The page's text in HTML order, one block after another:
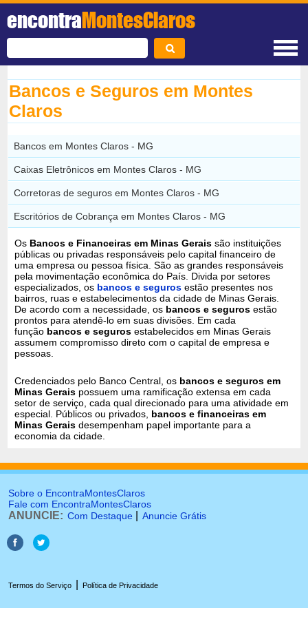
encontraMontesClaros
Bancos e Seguros em Montes
Claros
Bancos em Montes Claros - MG
Caixas Eletrônicos em Montes Claros - MG
Corretoras de seguros em Montes Claros - MG
Escritórios de Cobrança em Montes Claros - MG
Os Bancos e Financeiras em Minas Gerais são instituições
públicas ou privadas responsáveis pelo capital financeiro de
uma empresa ou pessoa física. São as grandes responsáveis
pela movimentação econômica do País. Divida por setores
especializados, os bancos e seguros estão presentes nos
bairros, ruas e estabelecimentos da cidade de Minas Gerais.
De acordo com a necessidade, os bancos e seguros estão
prontos para atendê-lo em suas divisões. Em cada
função bancos e seguros estabelecidos em Minas Gerais
assumem compromisso direto com o capital de empresa e
pessoas.
Credenciados pelo Banco Central, os bancos e seguros em
Minas Gerais possuem uma ramificação extensa em cada
setor de serviço, cada qual direcionado para uma atividade em
especial. Públicos ou privados, bancos e financeiras em
Minas Gerais desempenham papel importante para a
economia da cidade.
Sobre o EncontraMontesClaros
Fale com EncontraMontesClaros
ANUNCIE: Com Destaque Anuncie Grátis
Termos do Serviço Política de Privacidade